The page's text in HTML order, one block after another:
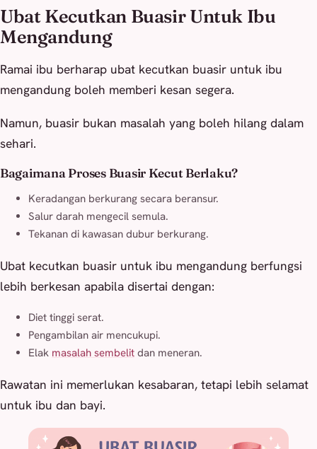
Ubat Kecutkan Buasir Untuk Ibu
Mengandung
Ramai ibu berharap ubat kecutkan buasir untuk ibu
mengandung boleh memberi kesan segera.
Namun, buasir bukan masalah yang boleh hilang dalam
sehari.
Bagaimana Proses Buasir Kecut Berlaku?
Keradangan berkurang secara beransur.
Salur darah mengecil semula.
Tekanan di kawasan dubur berkurang.
Ubat kecutkan buasir untuk ibu mengandung berfungsi
lebih berkesan apabila disertai dengan:
Diet tinggi serat.
Pengambilan air mencukupi.
Elak masalah sembelit dan meneran.
Rawatan ini memerlukan kesabaran, tetapi lebih selamat
untuk ibu dan bayi.